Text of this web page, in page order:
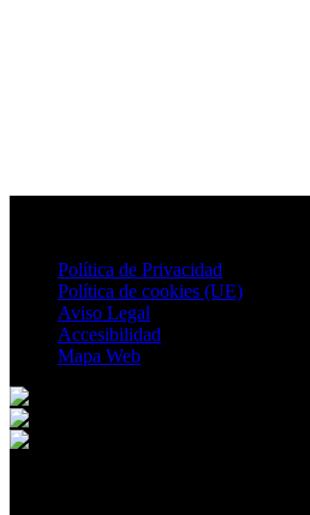
Política de Privacidad
Política de cookies (UE)
Aviso Legal
Accesibilidad
Mapa Web